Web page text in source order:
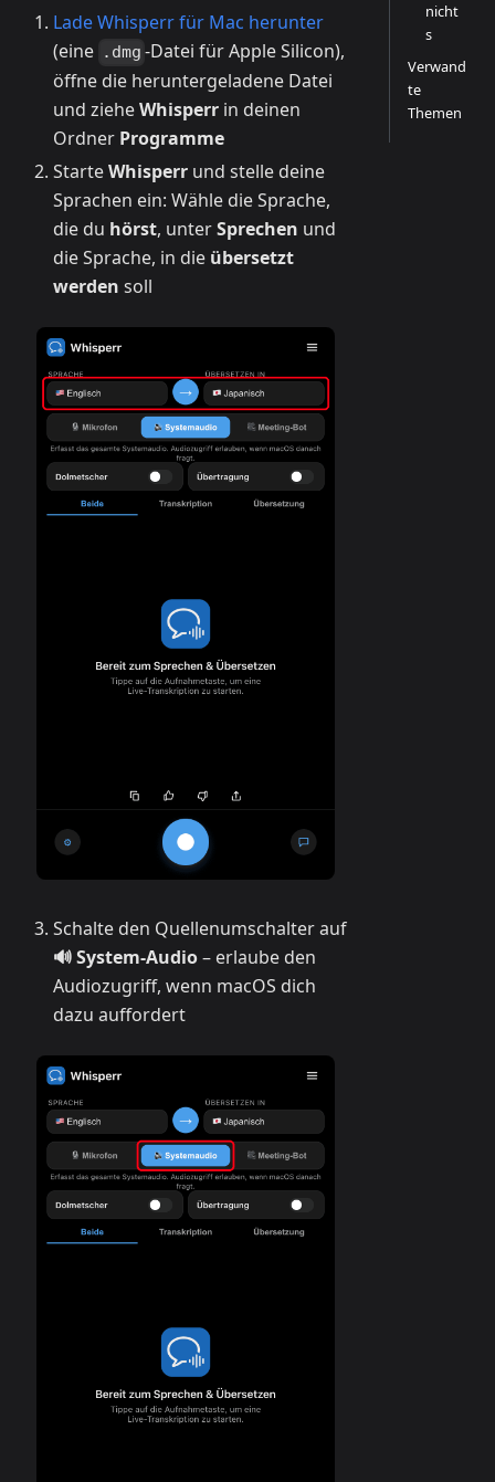
Lade Whisperr für Mac herunter
(eine .dmg -Datei für Apple Silicon),
öffne die heruntergeladene Datei
und zieheWhisperr in deinen
Ordner Programme
StarteWhisperr und stelle deine
Sprachen ein: Wähle die Sprache,
die du hörst, unterSprechen und
die Sprache, in die übersetzt
werden soll
Schalte den Quellenumschalter auf
🔊 System-Audio– erlaube den
Audiozugriff, wenn macOS dich
dazu auffordert
nicht
s
Verwand
te
Themen